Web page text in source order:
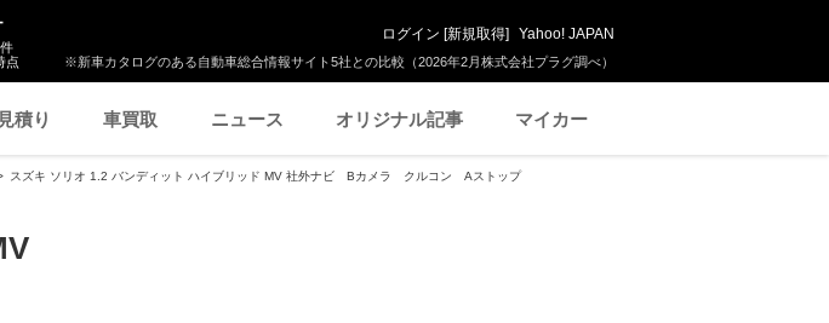
※新車カタログのある自動車総合情報サイト5社との比較（2026年2月株式会社プラグ調べ）
件
点
ログイン [新規取得] Yahoo! JAPAN
積り 車買取 ニュース オリジナル記事 マイカー
スズキ ソリオ 1.2 バンディット ハイブリッド MV 社外ナビ Bカメラ クルコン Aストップ